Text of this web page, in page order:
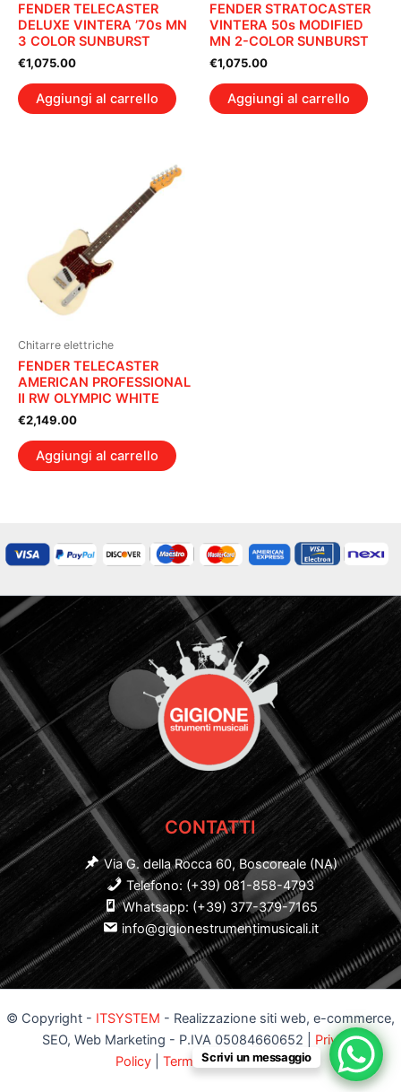
FENDER TELECASTER
DELUXE VINTERA ’70s MN
3 COLOR SUNBURST
€1,075.00
Aggiungi al carrello
FENDER STRATOCASTER
VINTERA 50s MODIFIED
MN 2-COLOR SUNBURST
€1,075.00
Aggiungi al carrello
Chitarre elettriche
FENDER TELECASTER
AMERICAN PROFESSIONAL
II RW OLYMPIC WHITE
€2,149.00
Aggiungi al carrello
CONTATTI
Via G. della Rocca 60, Boscoreale (NA)
Telefono: (+39) 081-858-4793
Whatsapp: (+39) 377-379-7165
info@gigionestrumentimusicali.it
© Copyright - ITSYSTEM - Realizzazione siti web, e-commerce,
SEO, Web Marketing - P.IVA 05084660652 | Privacy
Policy
Termini e Condizioni
Scrivi un messaggio